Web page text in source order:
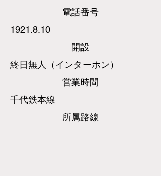
​電話番号
1921.8.10
​開設
終日無人（インターホン）
営業時間
千代鉄本線
所属路線